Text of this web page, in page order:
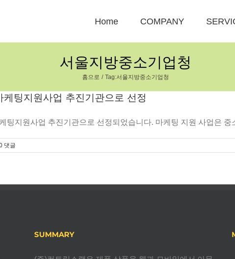
Home COMPANY
서울지방중소기업청
홈으로 Tag:서울지방중소기업청
팅지원사업 추진기관으로 선정
팅지원사업 추진기관으로 선정되었습니다. 마케팅 지원 사업은 중
댓글
SUMMARY